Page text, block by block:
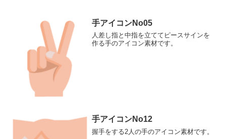
手アイコンNo05
人差し指と中指を立ててピースサインを
作る手のアイコン素材です。
手アイコンNo12
握手をする2人の手のアイコン素材です。